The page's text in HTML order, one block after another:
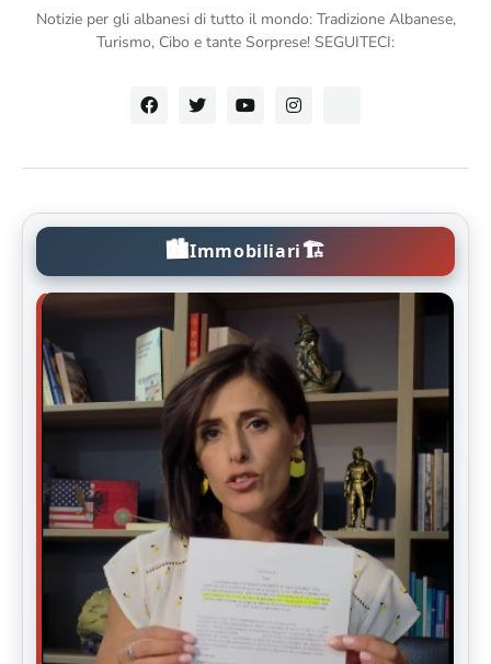
Notizie per gli albanesi di tutto il mondo: Tradizione Albanese,
Turismo, Cibo e tante Sorprese! SEGUITECI:
🏙️Immobiliari🏗️